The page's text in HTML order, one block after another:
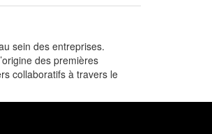
sein des entreprises.
des premières
collaboratifs à travers le